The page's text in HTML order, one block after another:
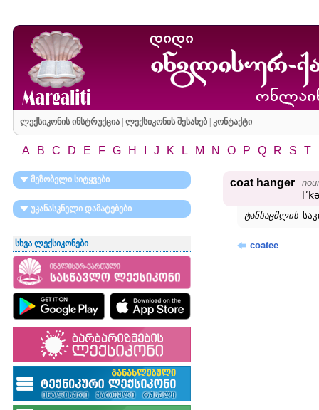
ლექსიკონის ინსტრუქცია| ლექსიკონის შესახებ| კონტაქტი
A B C D E F G H J K L M N O P Q R S T
მეზობელი სიტყვები
უკანასკნელი დამატებები
სხვა ლექსიკონები
coat hanger
ტანსაცმლის
coatee